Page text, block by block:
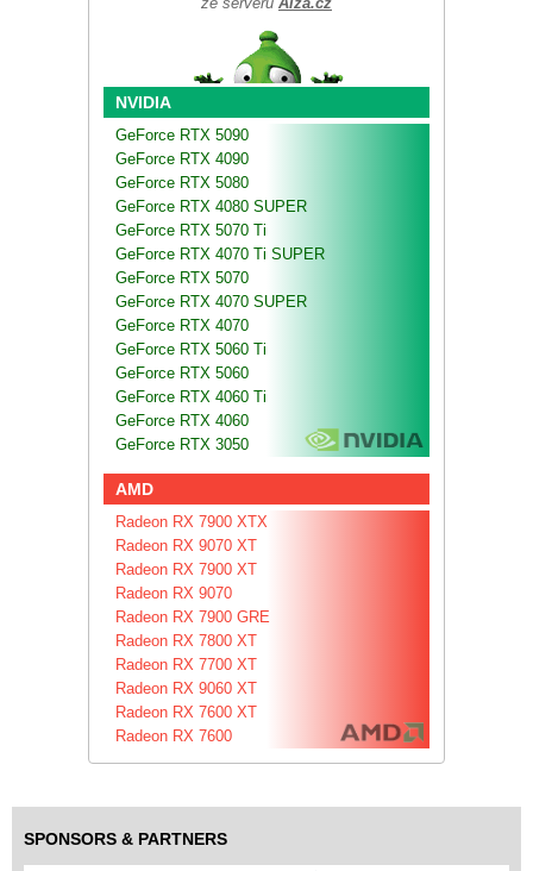
NVIDIA
GeForce RTX 5090
GeForce RTX 4090
GeForce RTX 5080
GeForce RTX 4080 SUPER
GeForce RTX 5070 Ti
GeForce RTX 4070 Ti SUPER
GeForce RTX 5070
GeForce RTX 4070 SUPER
GeForce RTX 4070
GeForce RTX 5060 Ti
GeForce RTX 5060
GeForce RTX 4060 Ti
GeForce RTX 4060
GeForce RTX 3050
AMD
Radeon RX 7900 XTX
Radeon RX 9070 XT
Radeon RX 7900 XT
Radeon RX 9070
Radeon RX 7900 GRE
Radeon RX 7800 XT
Radeon RX 7700 XT
Radeon RX 9060 XT
Radeon RX 7600 XT
Radeon RX 7600
SPONSORS & PARTNERS